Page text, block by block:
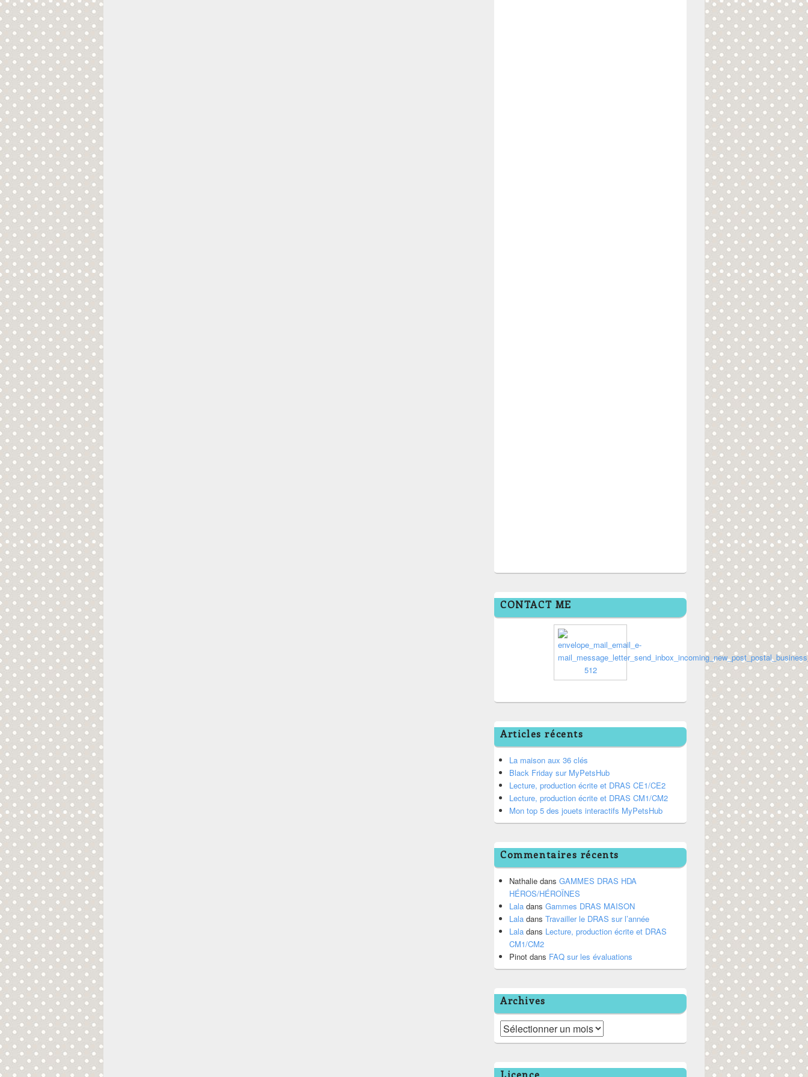
CONTACT ME
Articles récents
La maison aux 36 clés
Black Friday sur MyPetsHub
Lecture, production écrite et DRAS CE1/CE2
Lecture, production écrite et DRAS CM1/CM2
Mon top 5 des jouets interactifs MyPetsHub
Commentaires récents
Nathalie dans GAMMES DRAS HDA
HÉROS/HÉROÏNES
Lala dans Gammes DRAS MAISON
Lala dans Travailler le DRAS sur l’année
Lala dans Lecture, production écrite et DRAS
CM1/CM2
Pinot dans FAQ sur les évaluations
Archives
Archives
Licence